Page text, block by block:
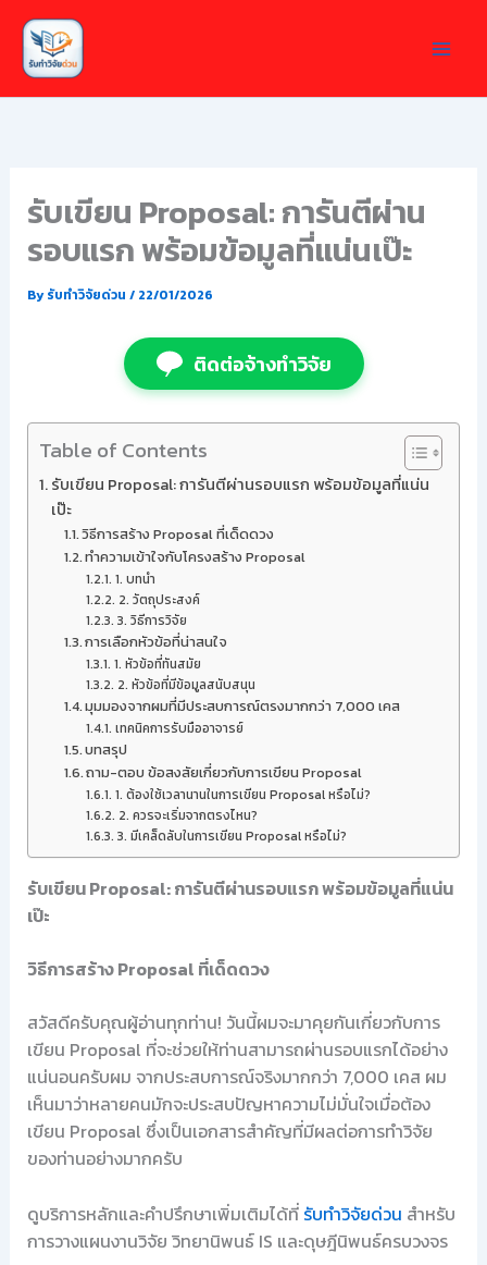
Skip
content
รับเขียน Proposal: การันตีผ่าน
รอบแรก พร้อมข้อมูลที่แน่นเป๊ะ
Byรับทำวิจัยด่วน / 22/01/2026
ติดต่อจ้างทำวิจัย
Table of Contents
รับเขียน Proposal: การันตีผ่านรอบแรก พร้อมข้อมูลที่แน่น
เป๊ะ
วิธีการสร้าง Proposal ที่เด็ดดวง
ทำความเข้าใจกับโครงสร้าง Proposal
1. บทนำ
2. วัตถุประสงค์
3. วิธีการวิจัย
การเลือกหัวข้อที่น่าสนใจ
1. หัวข้อที่ทันสมัย
2. หัวข้อที่มีข้อมูลสนับสนุน
มุมมองจากผมที่มีประสบการณ์ตรงมากกว่า 7,000 เคส
เทคนิคการรับมืออาจารย์
บทสรุป
ถาม-ตอบ ข้อสงสัยเกี่ยวกับการเขียน Proposal
1. ต้องใช้เวลานานในการเขียน Proposal หรือไม่?
2. ควรจะเริ่มจากตรงไหน?
3. มีเคล็ดลับในการเขียน Proposal หรือไม่?
รับเขียน Proposal: การันตีผ่านรอบแรก พร้อมข้อมูลที่แน่น
เป๊ะ
วิธีการสร้าง Proposal ที่เด็ดดวง
สวัสดีครับคุณผู้อ่านทุกท่าน! วันนี้ผมจะมาคุยกันเกี่ยวกับการ
เขียน Proposal ที่จะช่วยให้ท่านสามารถผ่านรอบแรกได้อย่าง
แน่นอนครับผม จากประสบการณ์จริงมากกว่า 7,000 เคส ผม
เห็นมาว่าหลายคนมักจะประสบปัญหาความไม่มั่นใจเมื่อต้อง
เขียน Proposal ซึ่งเป็นเอกสารสำคัญที่มีผลต่อการทำวิจัย
ของท่านอย่างมากครับ
ดูบริการหลักและคำปรึกษาเพิ่มเติมได้ที่ รับทำวิจัยด่วน สำหรับ
การวางแผนงานวิจัย วิทยานิพนธ์ IS และดุษฎีนิพนธ์ครบวงจร